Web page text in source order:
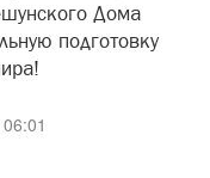
Дома
подготовку